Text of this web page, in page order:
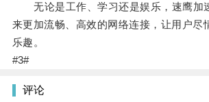
无论是工作、学习还是娱乐，速鹰加
来更加流畅、高效的网络连接，让用户尽
乐趣。
#3#
评论